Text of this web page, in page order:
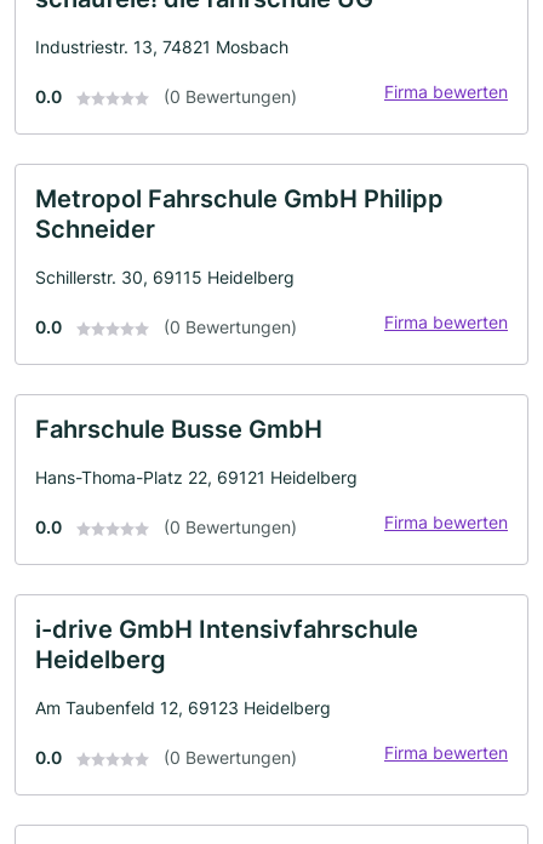
Industriestr. 13, 74821 Mosbach
0.0 (0 Bewertungen) Firma bewerten
Metropol Fahrschule GmbH Philipp
Schneider
Schillerstr. 30, 69115 Heidelberg
0.0 (0 Bewertungen) Firma bewerten
Fahrschule Busse GmbH
Hans-Thoma-Platz 22, 69121 Heidelberg
0.0 (0 Bewertungen) Firma bewerten
i-drive GmbH Intensivfahrschule
Heidelberg
Am Taubenfeld 12, 69123 Heidelberg
0.0 (0 Bewertungen) Firma bewerten